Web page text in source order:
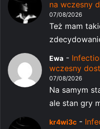
na wczesny
07/08/2026
Też mam
Ewa -
wczesny
07/08/2026
Na samym
ale stan gry
kr4wi3c -